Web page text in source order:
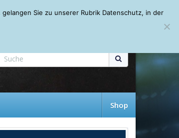
About Autoren Leseempfehlungen FAQ
Shop
Sie zu unserer Rubrik Datenschutz, in der